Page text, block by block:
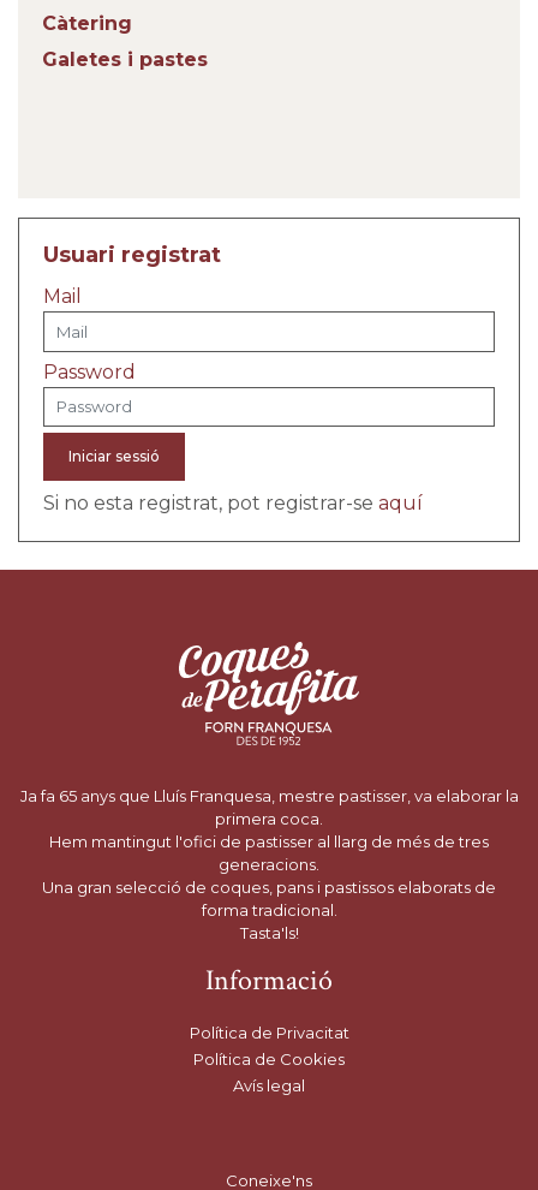
Càtering
Galetes i pastes
Usuari registrat
Mail
Password
Iniciar sessió
Si no esta registrat, pot registrar-se aquí
Ja fa 65 anys que Lluís Franquesa, mestre pastisser, va elaborar la
primera coca.
Hem mantingut l'ofici de pastisser al llarg de més de tres
generacions.
Una gran selecció de coques, pans i pastissos elaborats de
forma tradicional.
Tasta'ls!
Informació
Política de Privacitat
Política de Cookies
Avís legal
Coneixe'ns